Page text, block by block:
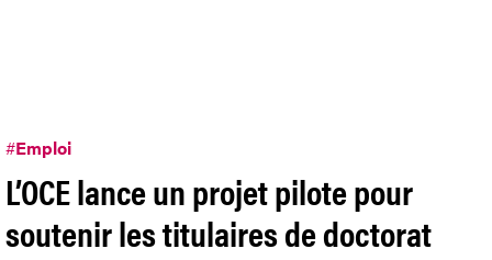
#Emploi
L’OCE lance un projet pilote pour
soutenir les titulaires de doctorat